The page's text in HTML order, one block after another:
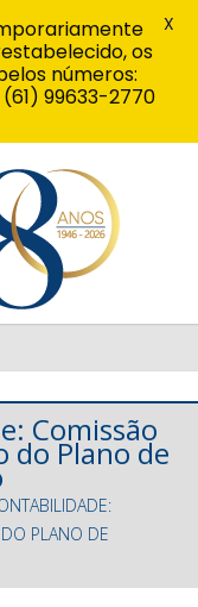
Comissão
do Plano de
PLANO DE
os
números:
(61) 99633-2770
X